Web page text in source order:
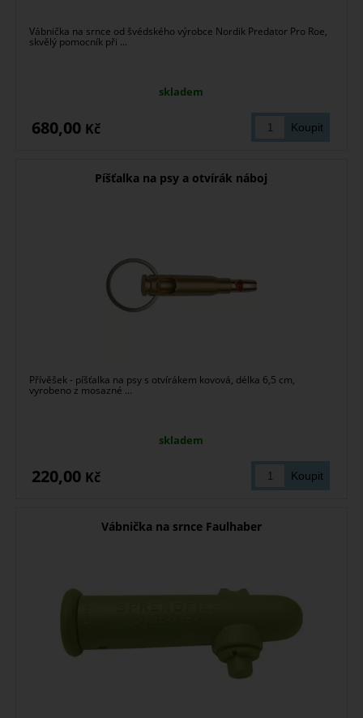
Vábnička na srnce od švédského výrobce Nordik Predator Pro Roe,
skvělý pomocník při ...
skladem
680,00 Kč
Píšťalka na psy a otvírák náboj
Přívěšek - píšťalka na psy s otvírákem kovová, délka 6,5 cm,
vyrobeno z mosazné ...
skladem
220,00 Kč
Vábnička na srnce Faulhaber